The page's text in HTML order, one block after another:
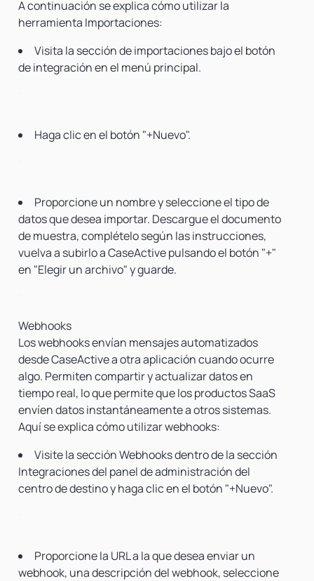
A continuación se explica cómo utilizar la
herramienta Importaciones:
Visita la sección de importaciones bajo el botón
de integración en el menú principal.
Haga clic en el botón "+Nuevo".
Proporcione un nombre y seleccione el tipo de
datos que desea importar. Descargue el documento
de muestra, complételo según las instrucciones,
vuelva a subirlo a CaseActive pulsando el botón "+"
en "Elegir un archivo" y guarde.
Webhooks
Los webhooks envían mensajes automatizados
desde CaseActive a otra aplicación cuando ocurre
algo. Permiten compartir y actualizar datos en
tiempo real, lo que permite que los productos SaaS
envíen datos instantáneamente a otros sistemas.
Aquí se explica cómo utilizar webhooks:
Visite la sección Webhooks dentro de la sección
Integraciones del panel de administración del
centro de destino y haga clic en el botón "+Nuevo".
Proporcione la URL a la que desea enviar un
webhook, una descripción del webhook, seleccione